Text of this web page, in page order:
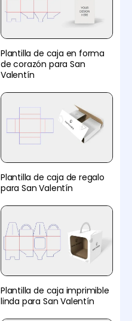
Plantilla de caja en forma
de corazón para San
Valentín
Plantilla de caja de regalo
para San Valentín
Plantilla de caja imprimible
linda para San Valentín